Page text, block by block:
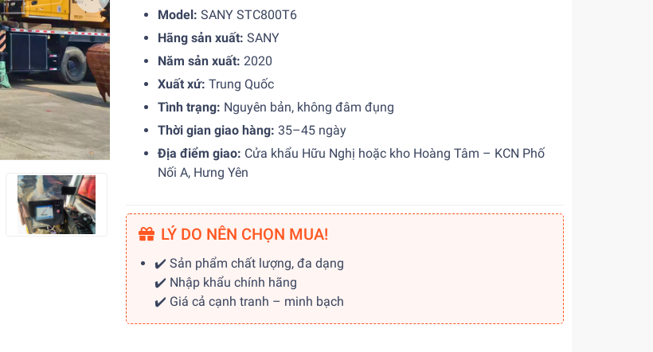
Model: SANY STC800T6
Hãng sản xuất: SANY
Năm sản xuất: 2020
Xuất xứ: Trung Quốc
Tình trạng: Nguyên bản, không đâm đụng
Thời gian giao hàng: 35–45 ngày
Địa điểm giao: Cửa khẩu Hữu Nghị hoặc kho Hoàng Tâm – KCN Phố
Nối A, Hưng Yên
LÝ DO NÊN CHỌN MUA!
✔️ Sản phẩm chất lượng, đa dạng
✔️ Nhập khẩu chính hãng
✔️ Giá cả cạnh tranh – minh bạch